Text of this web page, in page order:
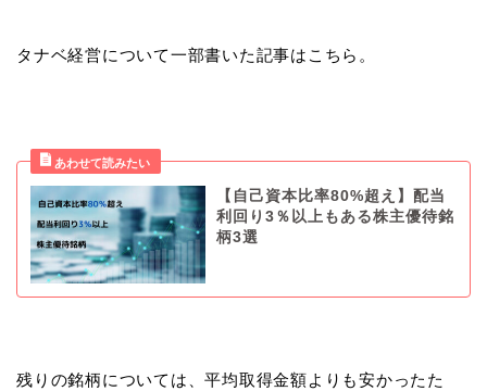
タナベ経営について一部書いた記事はこちら。
【自己資本比率80%超え】配当
利回り3％以上もある株主優待銘
柄3選
残りの銘柄については、平均取得金額よりも安かったた